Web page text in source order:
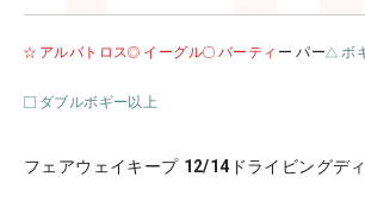
アルバトロス イーグル バーティ ー パー ボ
ダブルボギー以上
フェアウェイキープ 12/14 ドライビングデ